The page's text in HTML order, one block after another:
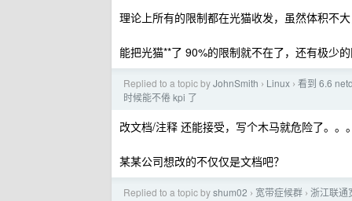
理论上所有的限制都在光猫收发，虽然体积不
能把光猫**了 90%的限制就不在了，还有极少
Replied to a topic byJohnSmith › Linux › 看到 6.6
时候能不倦 kpi 了
改文档/注释 还能接受，写个木马就危险了。。
某某公司想改的不仅仅是文档吧？
Replied to a topic byshum02 › 宽带症候群 › 浙江联通